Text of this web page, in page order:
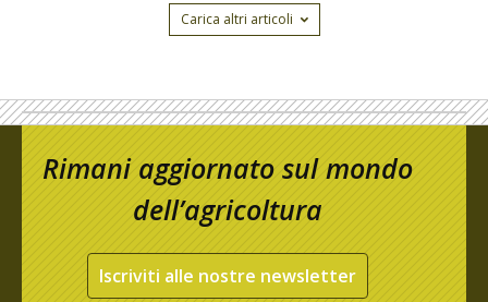
Carica altri articoli
Rimani aggiornato sul mondo
dell’agricoltura
Iscriviti alle nostre newsletter